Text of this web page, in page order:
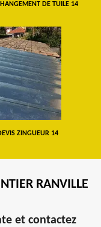
DE TUILE 14
ZINGUEUR 14
RANVILLE
et contactez